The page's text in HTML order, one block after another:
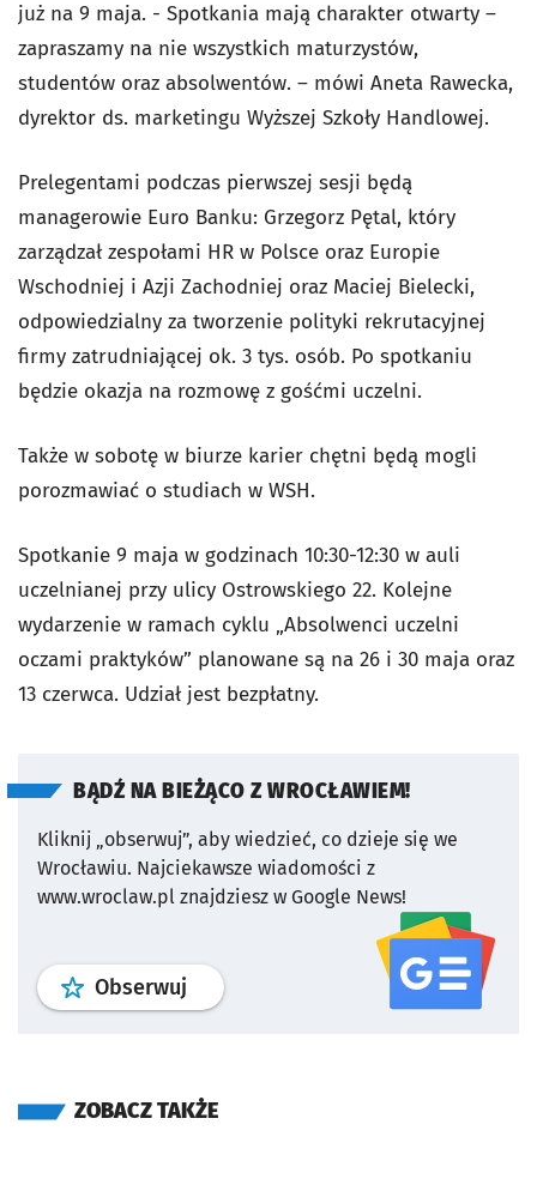
już na 9 maja. - Spotkania mają charakter otwarty –
zapraszamy na nie wszystkich maturzystów,
studentów oraz absolwentów. – mówi Aneta Rawecka,
dyrektor ds. marketingu Wyższej Szkoły Handlowej.
Prelegentami podczas pierwszej sesji będą
managerowie Euro Banku: Grzegorz Pętal, który
zarządzał zespołami HR w Polsce oraz Europie
Wschodniej i Azji Zachodniej oraz Maciej Bielecki,
odpowiedzialny za tworzenie polityki rekrutacyjnej
firmy zatrudniającej ok. 3 tys. osób. Po spotkaniu
będzie okazja na rozmowę z gośćmi uczelni.
Także w sobotę w biurze karier chętni będą mogli
porozmawiać o studiach w WSH.
Spotkanie 9 maja w godzinach 10:30-12:30 w auli
uczelnianej przy ulicy Ostrowskiego 22. Kolejne
wydarzenie w ramach cyklu „Absolwenci uczelni
oczami praktyków” planowane są na 26 i 30 maja oraz
13 czerwca. Udział jest bezpłatny.
BĄDŹ NA BIEŻĄCO Z WROCŁAWIEM!
Kliknij „obserwuj”, aby wiedzieć, co dzieje się we
Wrocławiu. Najciekawsze wiadomości z
www.wroclaw.pl znajdziesz w Google News!
Obserwuj profil serwisu
ZOBACZ TAKŻE